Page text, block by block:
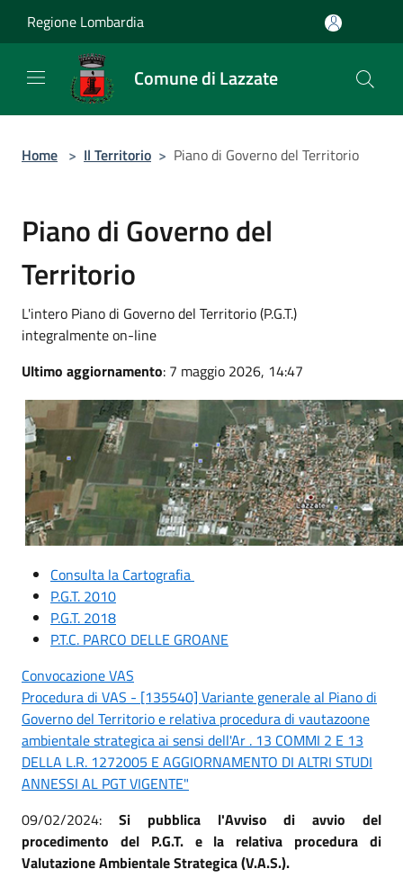
Regione Lombardia
Comune di Lazzate
Home > Il Territorio > Piano di Governo del Territorio
Piano di Governo del
Territorio
L'intero Piano di Governo del Territorio (P.G.T.)
integralmente on-line
Ultimo aggiornamento: 7 maggio 2026, 14:47
Consulta la Cartografia
P.G.T. 2010
P.G.T. 2018
P.T.C. PARCO DELLE GROANE
Convocazione VAS
Procedura di VAS - [135540] Variante generale al Piano di
Governo del Territorio e relativa procedura di vautazoone
ambientale strategica ai sensi dell'Ar . 13 COMMI 2 E 13
DELLA L.R. 1272005 E AGGIORNAMENTO DI ALTRI STUDI
ANNESSI AL PGT VIGENTE"
09/02/2024: Si pubblica l'Avviso di avvio del
procedimento del P.G.T. e la relativa procedura di
Valutazione Ambientale Strategica (V.A.S.).